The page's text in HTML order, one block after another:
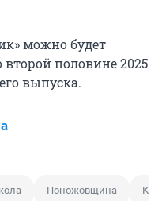
можно будет
второй половине 2025
выпуска.
Поножовщина